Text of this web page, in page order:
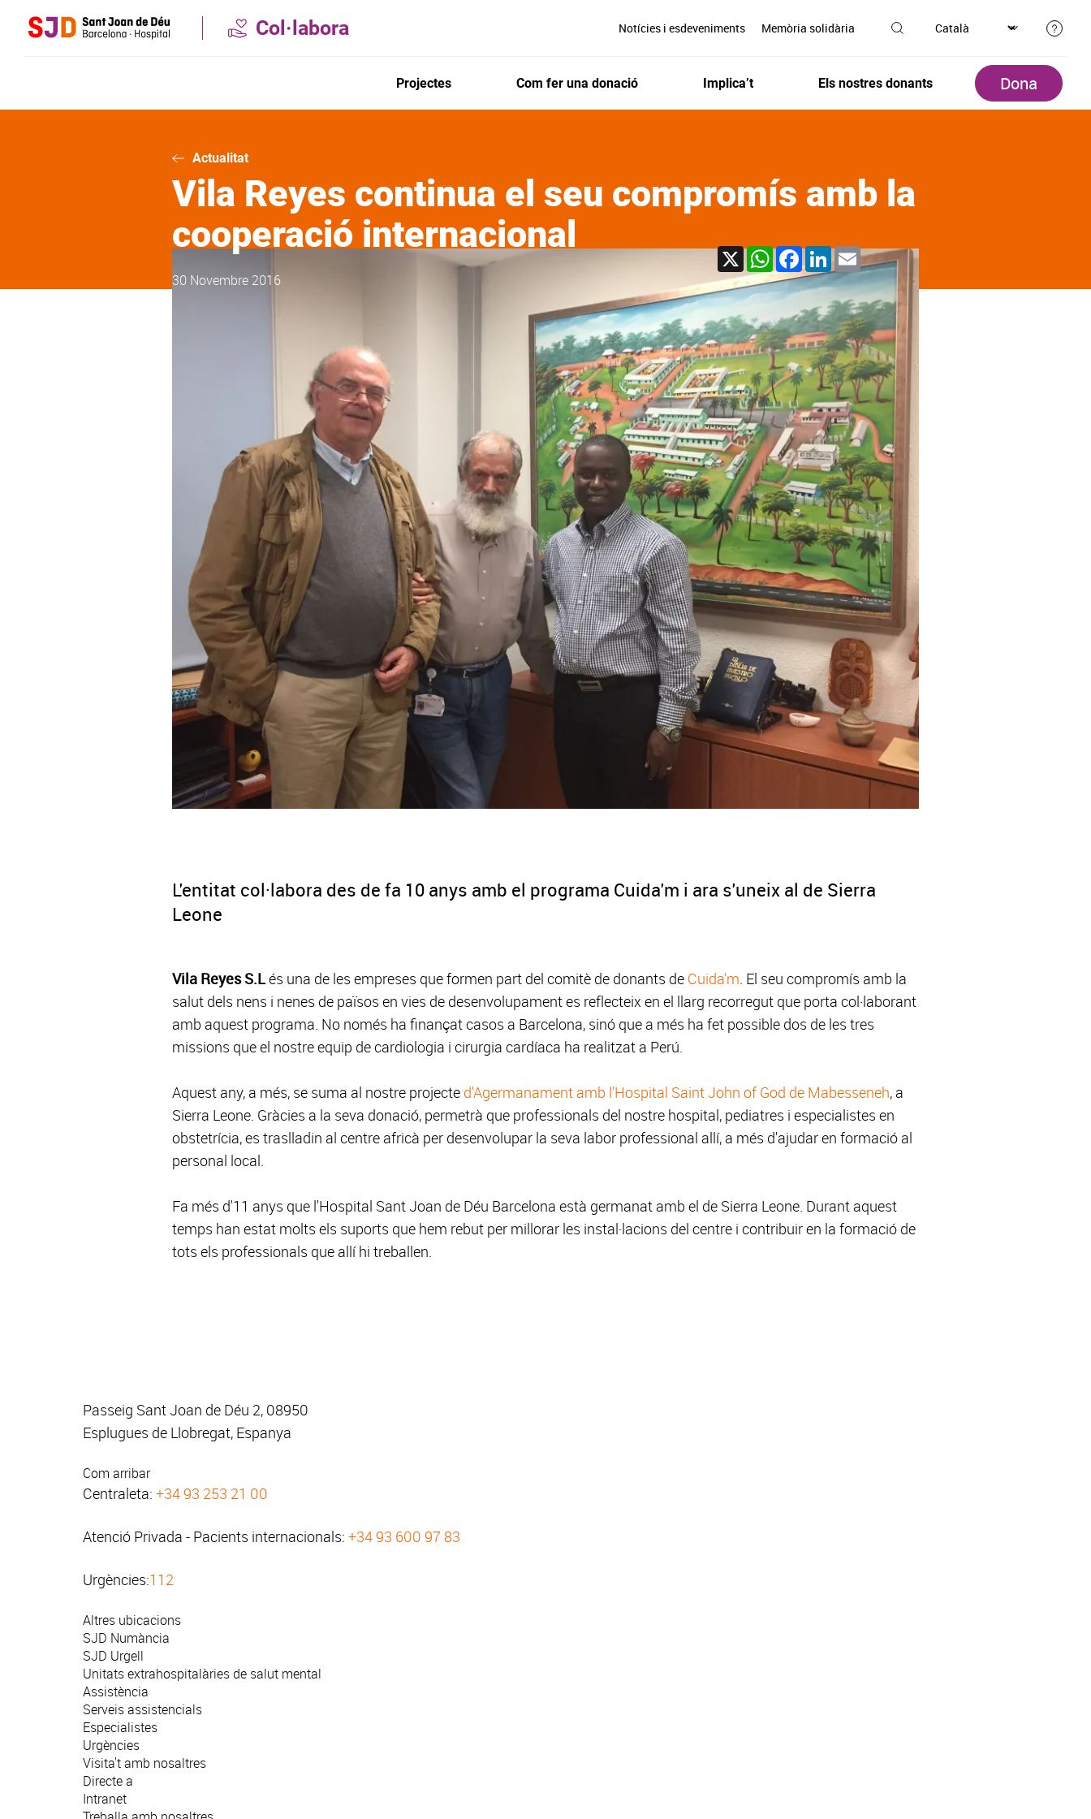
Col·labora Notícies i esdeveniments Memòria solidària
Projectes Com fer una donació Implica’t Els nostres donants Dona
Actualitat
Vila Reyes continua el seu compromís amb la
cooperació internacional
30 Novembre 2016
X WhatsApp
Facebook
LinkedIn
Email
L'entitat col·labora des de fa 10 anys amb el programa Cuida'm i ara s'uneix al de Sierra
Leone
Vila Reyes S.Lés una de les empreses que formen part del comitè de donants de Cuida'm. El seu compromís amb la
salut dels nens i nenes de països en vies de desenvolupament es reflecteix en el llarg recorregut que porta col·laborant
amb aquest programa. No només ha finançat casos a Barcelona, sinó que a més ha fet possible dos de les tres
missions que el nostre equip de cardiologia i cirurgia cardíaca ha realitzat a Perú.
Aquest any, a més, se suma al nostre projecte d'Agermanament amb l'Hospital Saint John of God de Mabesseneh, a
Sierra Leone. Gràcies a la seva donació, permetrà que professionals del nostre hospital, pediatres i especialistes en
obstetrícia, es traslladin al centre africà per desenvolupar la seva labor professional allí, a més d'ajudar en formació al
personal local.
Fa més d'11 anys que l'Hospital Sant Joan de Déu Barcelona està germanat amb el de Sierra Leone. Durant aquest
temps han estat molts els suports que hem rebut per millorar les instal·lacions del centre i contribuir en la formació de
tots els professionals que allí hi treballen.
Passeig Sant Joan de Déu 2, 08950
Esplugues de Llobregat, Espanya
Com arribar
Centraleta: +34 93 253 21 00
Atenció Privada - Pacients internacionals: +34 93 600 97 83
Urgències:112
Altres ubicacions
SJD Numància
SJD Urgell
Unitats extrahospitalàries de salut mental
Assistència
Serveis assistencials
Especialistes
Urgències
Visita't amb nosaltres
Directe a
Intranet